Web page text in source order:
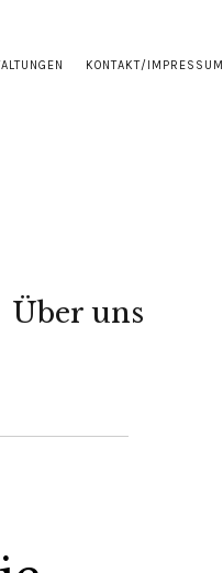
KONTAKT/IMPRESSUM
Über uns